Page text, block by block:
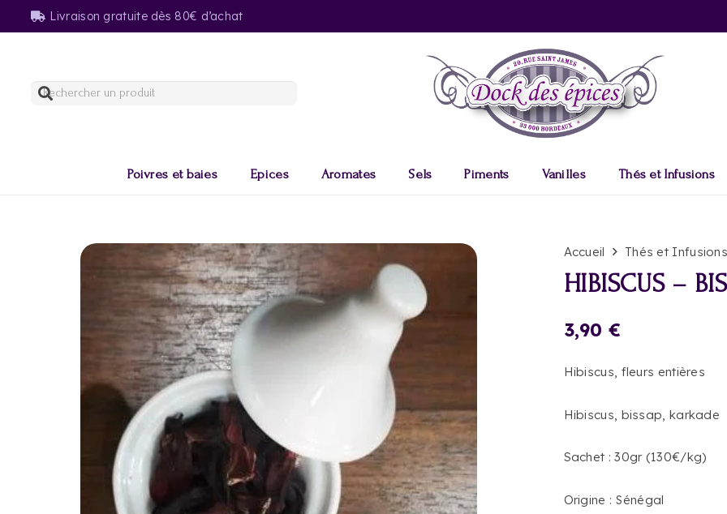
Livraison gratuite dès 80€ d’achat
Poivres et baies Epices Aromates Sels Piments Vanilles Thés et Infusions
Accueil Thés et
HIBISCUS –
3,90 €
Hibiscus, fleurs entières
Hibiscus, bissap, karkade
Sachet : 30gr (130€/kg)
Origine : Sénégal